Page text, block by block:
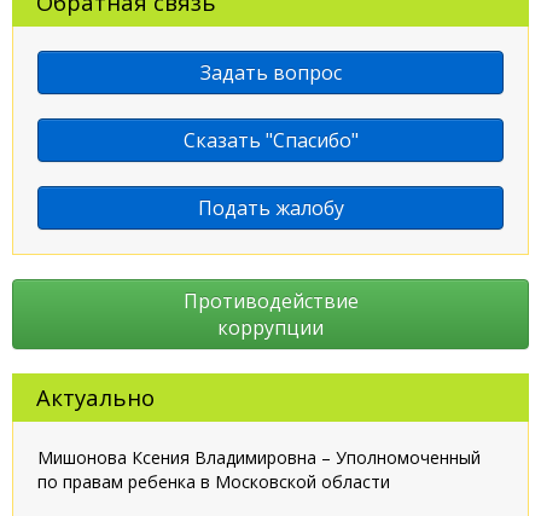
Задать вопрос
Сказать "Спасибо"
Подать жалобу
Противодействие
коррупции
Актуально
Мишонова Ксения Владимировна – Уполномоченный
по правам ребенка в Московской области